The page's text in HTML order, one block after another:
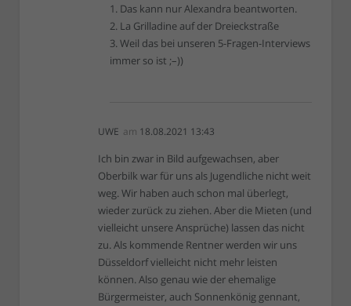
1. Das kann nur Alexandra beantworten.
2. La Grilladine auf der Dreieckstraße
3. Weil das bei unseren 5-Fragen-Interviews
immer so ist ;–))
UWE am 18.08.2021 13:43
Ich bin zwar in Bild aufgewachsen, aber
Oberbilk war für uns als Jugendliche nicht weit
weg. Wir haben auch schon mal überlegt,
wieder zurück zu ziehen. Aber die Mieten (und
vielleicht unsere Ansprüche) lassen das nicht
zu. Als kommende Rentner werden wir uns
Düsseldorf vielleicht nicht mehr leisten
können. Also genau wie der ehemalige
Bürgermeister, auch Sonnenkönig gennant,